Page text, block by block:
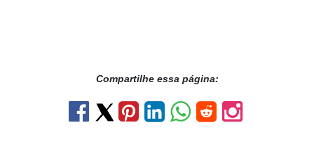
Compartilhe essa página: